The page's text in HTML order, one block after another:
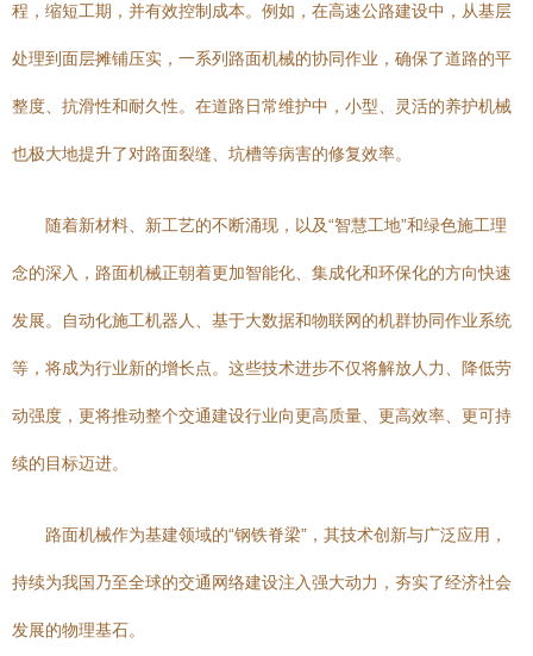
程，缩短工期，并有效控制成本。例如，在高速公路建设中，从基层
处理到面层摊铺压实，一系列路面机械的协同作业，确保了道路的平
整度、抗滑性和耐久性。在道路日常维护中，小型、灵活的养护机械
也极大地提升了对路面裂缝、坑槽等病害的修复效率。
随着新材料、新工艺的不断涌现，以及“智慧工地”和绿色施工理
念的深入，路面机械正朝着更加智能化、集成化和环保化的方向快速
发展。自动化施工机器人、基于大数据和物联网的机群协同作业系统
等，将成为行业新的增长点。这些技术进步不仅将解放人力、降低劳
动强度，更将推动整个交通建设行业向更高质量、更高效率、更可持
续的目标迈进。
路面机械作为基建领域的“钢铁脊梁”，其技术创新与广泛应用，
持续为我国乃至全球的交通网络建设注入强大动力，夯实了经济社会
发展的物理基石。